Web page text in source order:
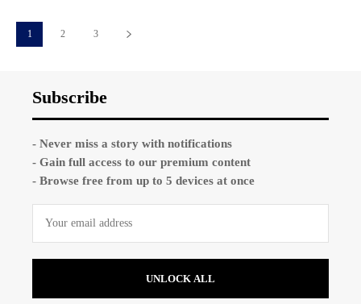
1 2 3
Subscribe
- Never miss a story with notifications
- Gain full access to our premium content
- Browse free from up to 5 devices at once
UNLOCK ALL